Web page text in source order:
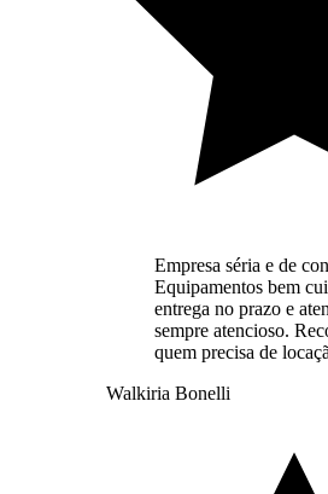
Empresa séria e de
Equipamentos bem
entrega no prazo e
sempre atencioso.
quem precisa de
Walkiria Bonelli